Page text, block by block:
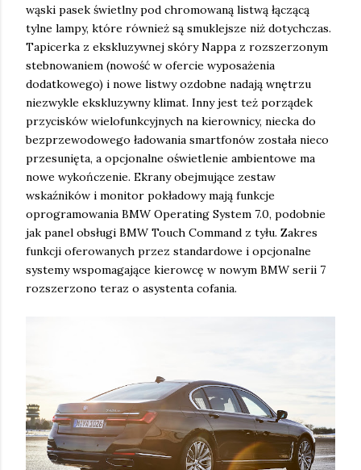
wąski pasek świetlny pod chromowaną listwą łączącą
tylne lampy, które również są smuklejsze niż dotychczas.
Tapicerka z ekskluzywnej skóry Nappa z rozszerzonym
stebnowaniem (nowość w ofercie wyposażenia
dodatkowego) i nowe listwy ozdobne nadają wnętrzu
niezwykle ekskluzywny klimat. Inny jest też porządek
przycisków wielofunkcyjnych na kierownicy, niecka do
bezprzewodowego ładowania smartfonów została nieco
przesunięta, a opcjonalne oświetlenie ambientowe ma
nowe wykończenie. Ekrany obejmujące zestaw
wskaźników i monitor pokładowy mają funkcje
oprogramowania BMW Operating System 7.0, podobnie
jak panel obsługi BMW Touch Command z tyłu. Zakres
funkcji oferowanych przez standardowe i opcjonalne
systemy wspomagające kierowcę w nowym BMW serii 7
rozszerzono teraz o asystenta cofania.